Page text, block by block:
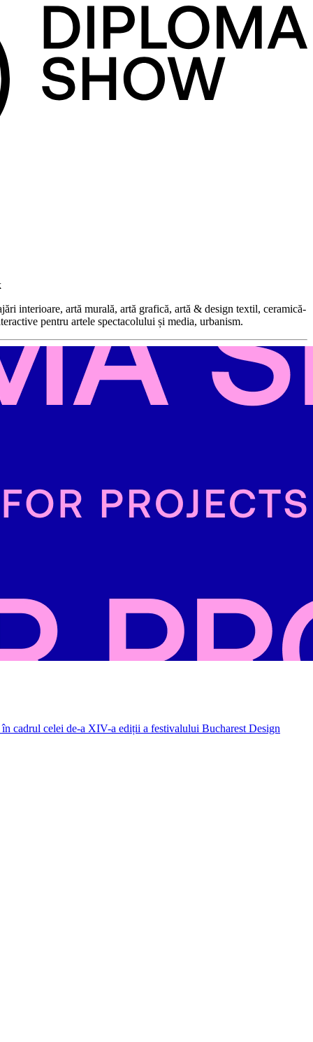
interioare, artă murală, artă grafică, artă & design textil, ceramică-
pentru artele spectacolului și media, urbanism.
cadrul celei de-a XIV-a ediții a festivalului Bucharest Design